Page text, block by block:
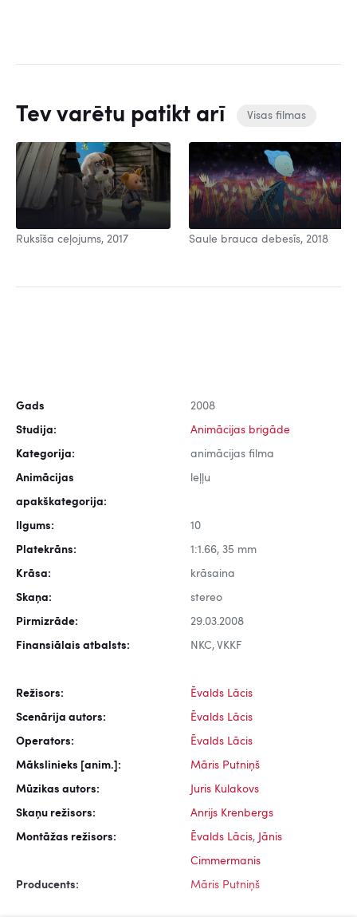
Tev varētu patikt arī Visas filmas
Ruksīša ceļojums, 2017 Saule brauca debesīs, 2018
Gads 2008
Studija: Animācijas brigāde
Kategorija: animācijas filma
Animācijas
apakškategorija:
leļļu
Ilgums: 10
Platekrāns: 1:1.66, 35 mm
Krāsa: krāsaina
Skaņa: stereo
Pirmizrāde: 29.03.2008
Finansiālais atbalsts: NKC, VKKF
Režisors: Ēvalds Lācis
Scenārija autors: Ēvalds Lācis
Operators: Ēvalds Lācis
Mākslinieks [anim.]: Māris Putniņš
Mūzikas autors: Juris Kulakovs
Skaņu režisors: Anrijs Krenbergs
Montāžas režisors: Ēvalds Lācis, Jānis
Cimmermanis
Producents: Māris Putniņš